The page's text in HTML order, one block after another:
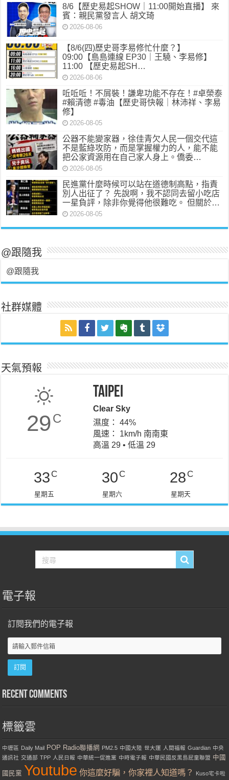
8/6【歷史易起SHOW｜11:00開始直播】 來
賓：親民黨發言人 胡文琦
2026-08-06
【8/6(四)歷史哥李易修忙什麼？】
09:00【島島連線 EP30｜王驍、李易修】
11:00 【歷史易起SH…
2026-08-06
𠰋𠰋𠰋！不屑裝！謙卑功能不存在！#卓榮泰
#賴清德 #毒油【歷史哥快報｜林沛祥、李易
修】
2026-08-05
公器不能變家器，徐佳青欠人民一個交代 ​ 這
不是藍綠攻防，而是掌握權力的人，能不能
把公家資源用在自己家人身上。 ​ 僑委…
2026-08-05
民進黨什麼時候可以站在道德制高點，指責
別人出征了？ 先說啊，我不認同去留小吃店
一星負評，除非你覺得他很難吃。 但關於…
2026-08-05
@跟隨我
@跟隨我
社群媒體
天氣預報
29C
Taipei
Clear Sky
濕度： 44%
風速： 1km/h 南南東
高溫 29 • 低溫 29
33 C
星期五
30 C
星期六
28 C
星期天
電子報
訂閱我們的電子報
Recent Comments
標籤雲
中壢區 Daily Mail POP Radio聯播網 PM2.5 中國大陸 世大運 人間福報 Guardian 中央
通訊社 交通部 TPP 人民日報 中華統一促進黨 中時電子報 中華民國反黑島屁童聯盟 中國
國民黨 Youtube 你這麼好騙，你家裡人知道嗎？ Kuso宅卡啦